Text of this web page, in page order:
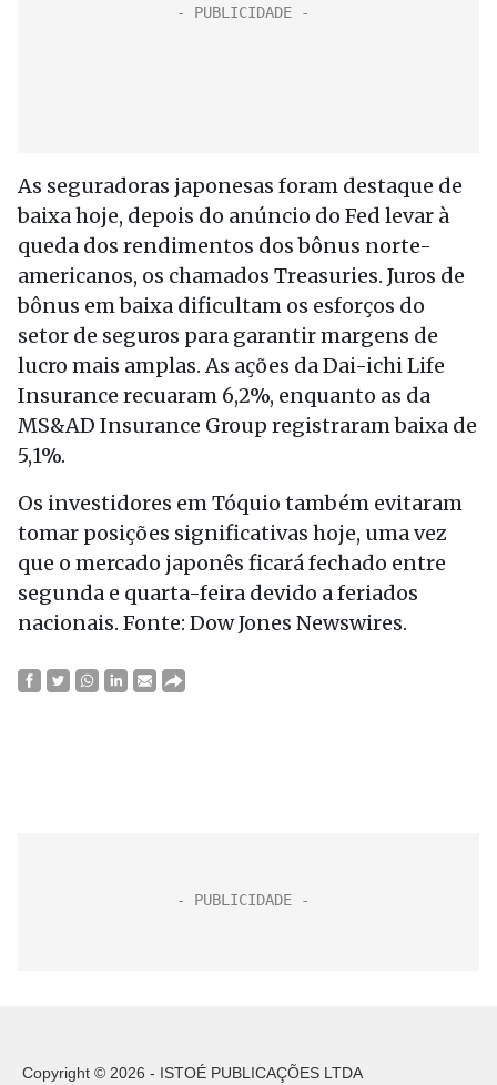
As seguradoras japonesas foram destaque de
baixa hoje, depois do anúncio do Fed levar à
queda dos rendimentos dos bônus norte-
americanos, os chamados Treasuries. Juros de
bônus em baixa dificultam os esforços do
setor de seguros para garantir margens de
lucro mais amplas. As ações da Dai-ichi Life
Insurance recuaram 6,2%, enquanto as da
MS&AD Insurance Group registraram baixa de
5,1%.
Os investidores em Tóquio também evitaram
tomar posições significativas hoje, uma vez
que o mercado japonês ficará fechado entre
segunda e quarta-feira devido a feriados
nacionais. Fonte: Dow Jones Newswires.
Copyright © 2026 - ISTOÉ PUBLICAÇÕES LTDA